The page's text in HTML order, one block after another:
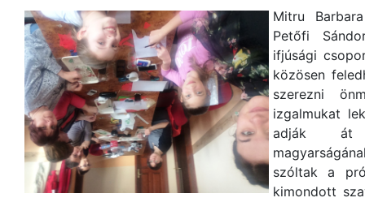
Mitru
Petőfi
ifjúsági
közösen
szerezni
izgalmukat
adják át
szóltak a
kimondott